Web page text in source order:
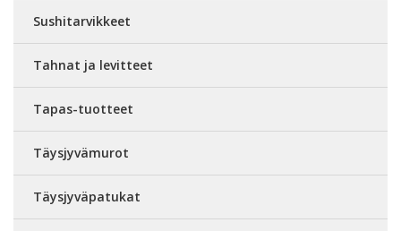
Sushitarvikkeet
Tahnat ja levitteet
Tapas-tuotteet
Täysjyvämurot
Täysjyväpatukat